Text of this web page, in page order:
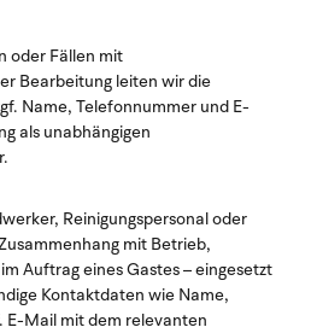
oder Fällen mit
Bearbeitung leiten wir die
Name, Telefonnummer und E-
als unabhängigen
Reinigungspersonal oder
mit Betrieb,
Auftrag eines Gastes – eingesetzt
Kontaktdaten wie Name,
E-Mail mit dem relevanten